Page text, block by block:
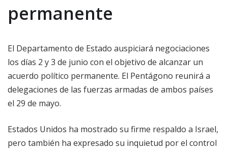
permanente
El Departamento de Estado auspiciará negociaciones
los días 2 y 3 de junio con el objetivo de alcanzar un
acuerdo político permanente. El Pentágono reunirá a
delegaciones de las fuerzas armadas de ambos países
el 29 de mayo.
Estados Unidos ha mostrado su firme respaldo a Israel,
pero también ha expresado su inquietud por el control